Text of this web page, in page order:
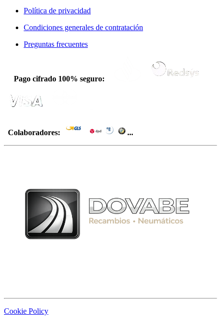
Política de privacidad
Condiciones generales de contratación
Preguntas frecuentes
Pago cifrado 100% seguro:
Colaboradores: ...
Cookie Policy